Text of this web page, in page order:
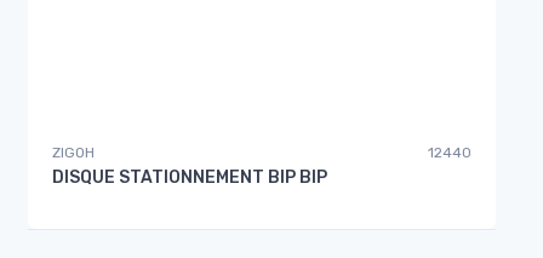
ZIGOH 12440
DISQUE STATIONNEMENT BIP BIP